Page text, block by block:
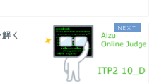
く